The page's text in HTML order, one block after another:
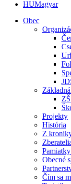
HUMagyar
Obec
Projekty
História
Z
Obecné
Čím sa